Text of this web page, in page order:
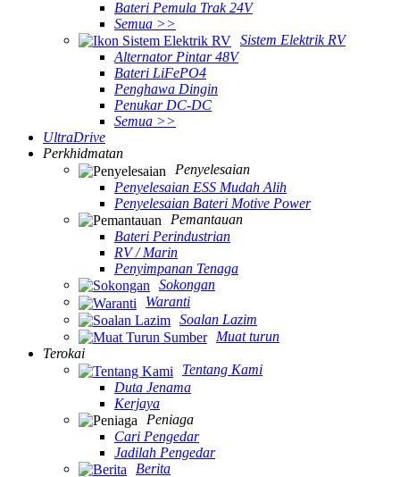
Bateri Pemula Trak 24V
Semua >>
Sistem Elektrik RV
Alternator Pintar 48V
Bateri LiFePO4
Penghawa Dingin
Penukar DC-DC
Semua >>
UltraDrive
Perkhidmatan
Penyelesaian
Penyelesaian ESS Mudah Alih
Penyelesaian Bateri Motive Power
Pemantauan
Bateri Perindustrian
RV / Marin
Penyimpanan Tenaga
Sokongan
Waranti
Soalan Lazim
Muat turun
Terokai
Tentang Kami
Duta Jenama
Kerjaya
Peniaga
Cari Pengedar
Jadilah Pengedar
Berita